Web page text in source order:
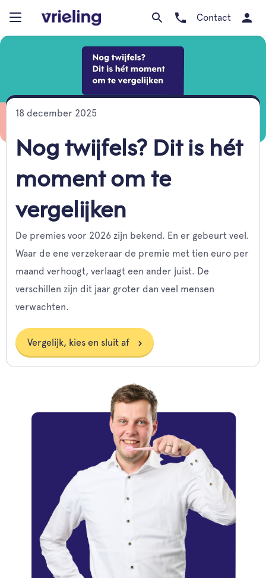
Contact
18 december 2025
Nog twijfels? Dit is hét
moment om te
vergelijken
De premies voor 2026 zijn bekend. En er gebeurt veel.
Waar de ene verzekeraar de premie met tien euro per
maand verhoogt, verlaagt een ander juist. De
verschillen zijn dit jaar groter dan veel mensen
verwachten.
Vergelijk, kies en sluit af